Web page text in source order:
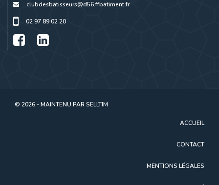
clubdesbatisseurs@d56.ffbatiment.fr
02 97 89 02 20
© 2026 - MAINTENU PARSELLTIM
ACCUEIL
CONTACT
MENTIONS LÉGALES